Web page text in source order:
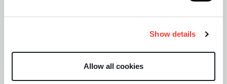
Show details
Allow all cookies